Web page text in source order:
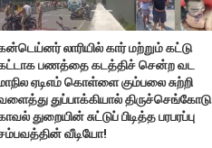
லாரியில் கார் மற்றும் கட்டு
பணத்தை கடத்திச் சென்ற வட
ஏடிஎம் கொள்ளை கும்பலை சுற்றி
துப்பாக்கியால் திருச்செங்கோடு
துறையின் சுட்டுப் பிடித்த பரபரப்பு
வீடியோ!